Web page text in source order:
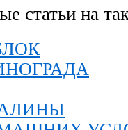
статьи на